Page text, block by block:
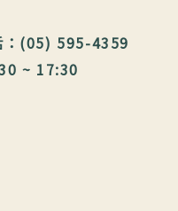
：(05) 595-4359
~ 17:30